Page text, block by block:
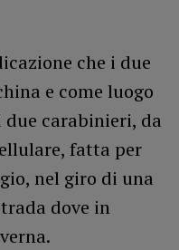
che i due
e come luogo
due carabinieri, da
fatta per
nel giro di una
dove in